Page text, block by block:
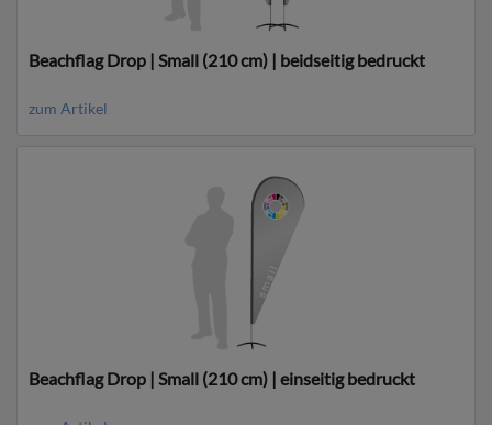
Beachflag Drop | Small (210 cm) | beidseitig bedruckt
zum Artikel
Beachflag Drop | Small (210 cm) | einseitig bedruckt